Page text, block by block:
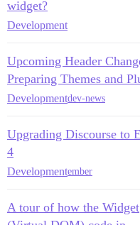
widget?
Development
Upcoming Header
Preparing Themes and
Developmentdev-news
Upgrading Discourse to
4
Developmentember
A tour of how the Widget